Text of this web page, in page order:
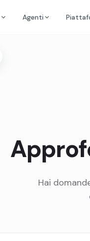
Agenti
Hai